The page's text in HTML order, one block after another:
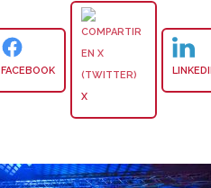
FACEBOOK
X